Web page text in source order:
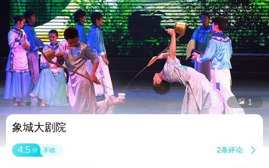
 1
象城大剧院
4.5 分 不错 2条评论 
